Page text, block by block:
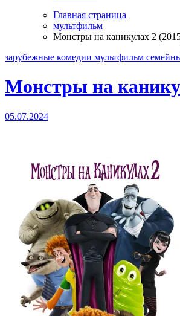
Главная страница
мультфильм
Монстры на каникулах 2
зарубежные комедии мультфильм
Монстры на
05.07.2024